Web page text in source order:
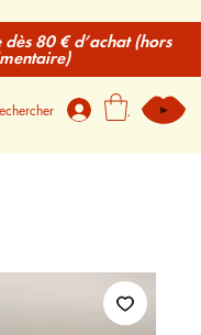
.
80 € d’achat (hors